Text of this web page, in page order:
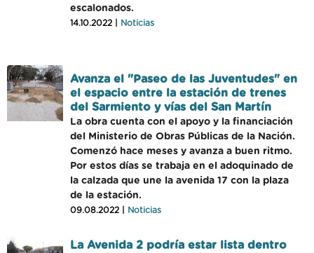
escalonados.
14.10.2022 | Noticias
Avanza el "Paseo de las Juventudes" en
el espacio entre la estación de trenes
del Sarmiento y vías del San Martín
La obra cuenta con el apoyo y la financiación
del Ministerio de Obras Públicas de la Nación.
Comenzó hace meses y avanza a buen ritmo.
Por estos días se trabaja en el adoquinado de
la calzada que une la avenida 17 con la plaza
de la estación.
09.08.2022 | Noticias
La Avenida 2 podría estar lista dentro